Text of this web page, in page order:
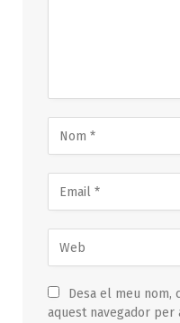
Desa el meu
aquest navegador per